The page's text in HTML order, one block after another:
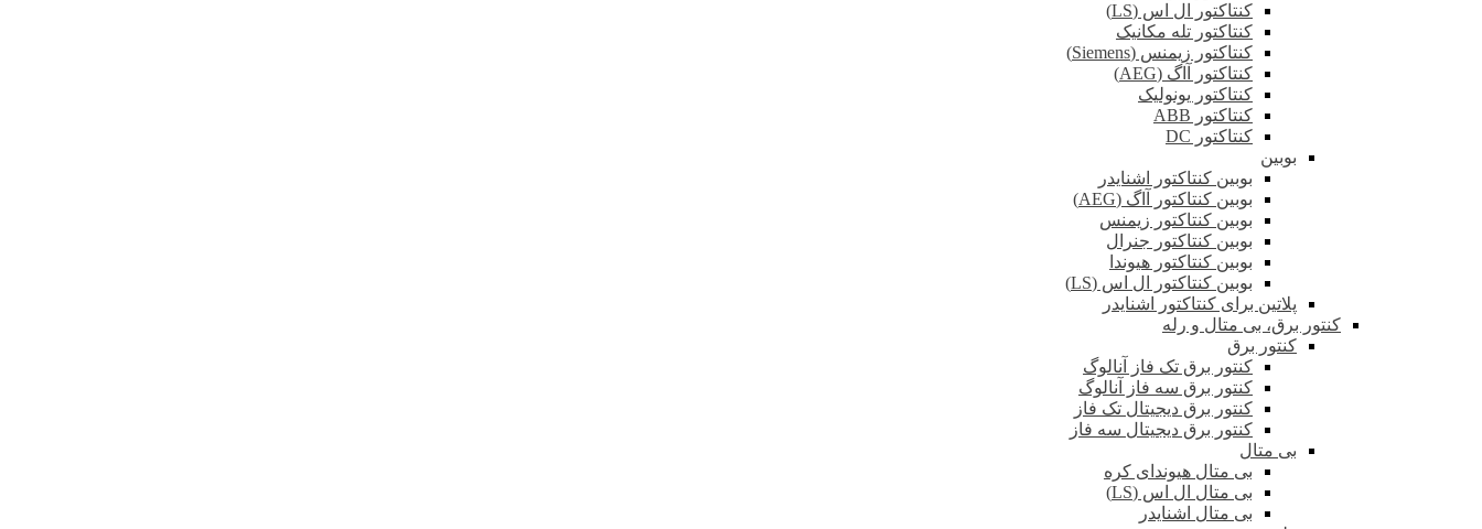
کنتاکتور ال اس (LS)
کنتاکتور تله مکانیک
کنتاکتور زیمنس (Siemens)
کنتاکتور آاگ (AEG)
کنتاکتور یونولیک
کنتاکتور ABB
کنتاکتور DC
بوبین
بوبین کنتاکتور اشنایدر
بوبین کنتاکتور آاگ (AEG)
بوبین کنتاکتور زیمنس
بوبین کنتاکتور جنرال
بوبین کنتاکتور هیوندا
بوبین کنتاکتور ال اس (LS)
پلاتین برای کنتاکتور اشنایدر
کنتور برق، بی متال و رله
کنتور برق
کنتور برق تک فاز آنالوگ
کنتور برق سه فاز آنالوگ
کنتور برق دیجیتال تک فاز
کنتور برق دیجیتال سه فاز
بی متال
بی متال هیوندای کره
بی متال ال اس (LS)
بی متال اشنایدر